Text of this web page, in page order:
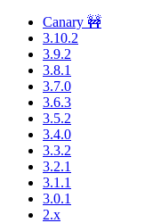
Canary 🚧
3.10.2
3.9.2
3.8.1
3.7.0
3.6.3
3.5.2
3.4.0
3.3.2
3.2.1
3.1.1
3.0.1
2.x